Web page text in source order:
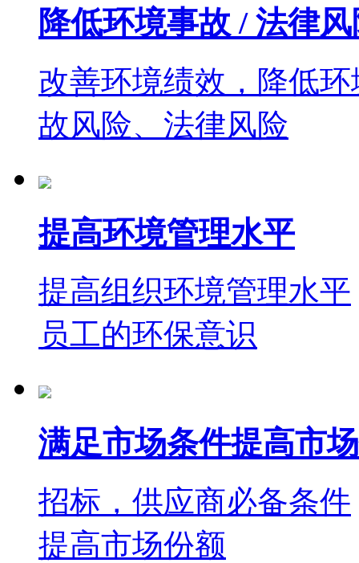
降低环境事故 / 法律
改善环境绩效，降低环
故风险、法律风险
提高环境管理水平
提高组织环境管理水平
员工的环保意识
满足市场条件提高市
招标，供应商必备条件
提高市场份额